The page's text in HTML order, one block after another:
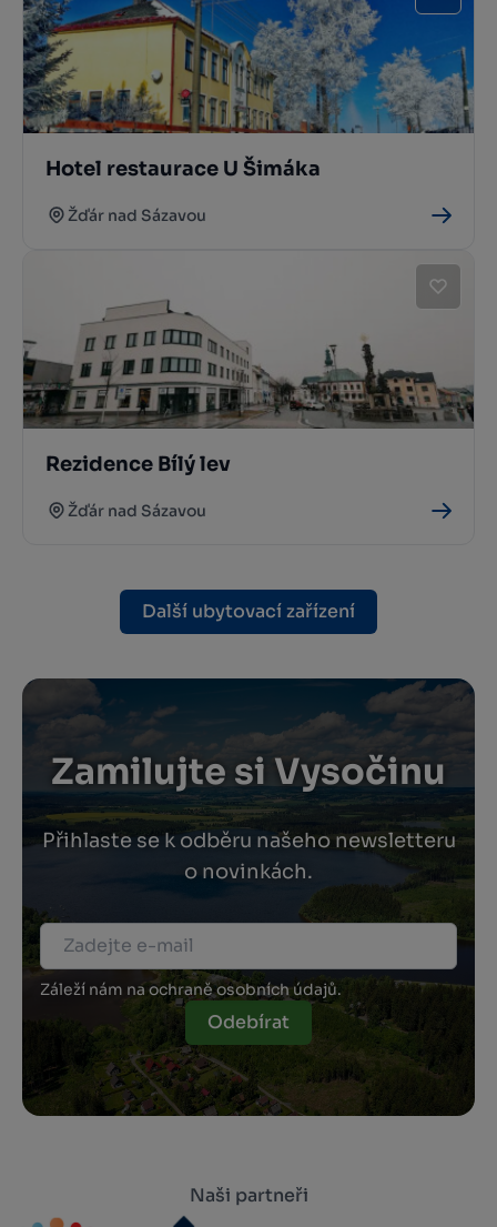
Hotel restaurace U Šimáka
Žďár nad Sázavou
Rezidence Bílý lev
Žďár nad Sázavou
Další ubytovací zařízení
Zamilujte si Vysočinu
Přihlaste se k odběru našeho newsletteru
o novinkách.
Záleží nám na ochraně osobních údajů.
Odebírat
Naši partneři